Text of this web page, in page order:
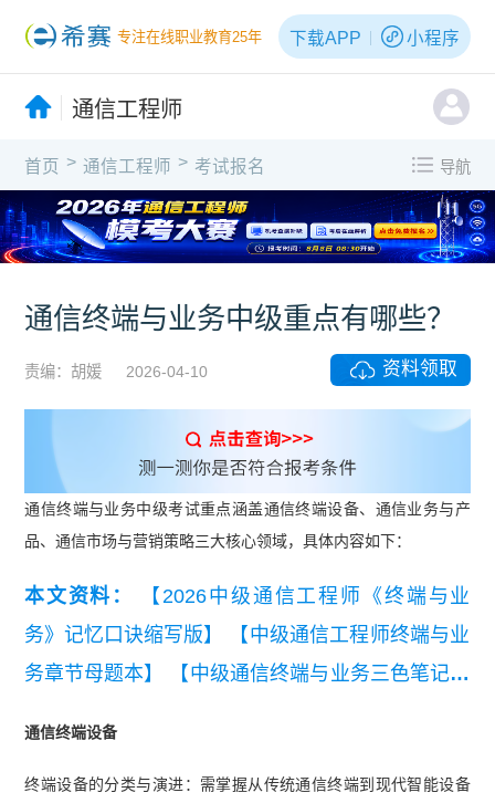
专注在线职业教育25年 下载APP 小程序
通信工程师
首页 > 通信工程师 > 考试报名 导航
通信终端与业务中级重点有哪些？
责编：胡媛 2026-04-10 资料领取
通信终端与业务中级考试重点涵盖通信终端设备、通信业务与产
品、通信市场与营销策略三大核心领域，具体内容如下：
本文资料：
【2026中级通信工程师《终端与业
务》记忆口诀缩写版】
【中级通信工程师终端与业
务章节母题本】
【中级通信终端与业务三色笔记】
总】 【2026年中级通信工程师终端与业务知识点
通信终端设备
终端设备的分类与演进：需掌握从传统通信终端到现代智能设备